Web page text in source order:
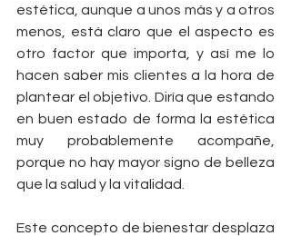
estética, aunque a unos más y a otros
menos, está claro que el aspecto es
otro factor que importa, y así me lo
hacen saber mis clientes a la hora de
plantear el objetivo. Diría que estando
en buen estado de forma la estética
muy probablemente acompañe,
porque no hay mayor signo de belleza
que la salud y la vitalidad.
Este concepto de bienestar desplaza